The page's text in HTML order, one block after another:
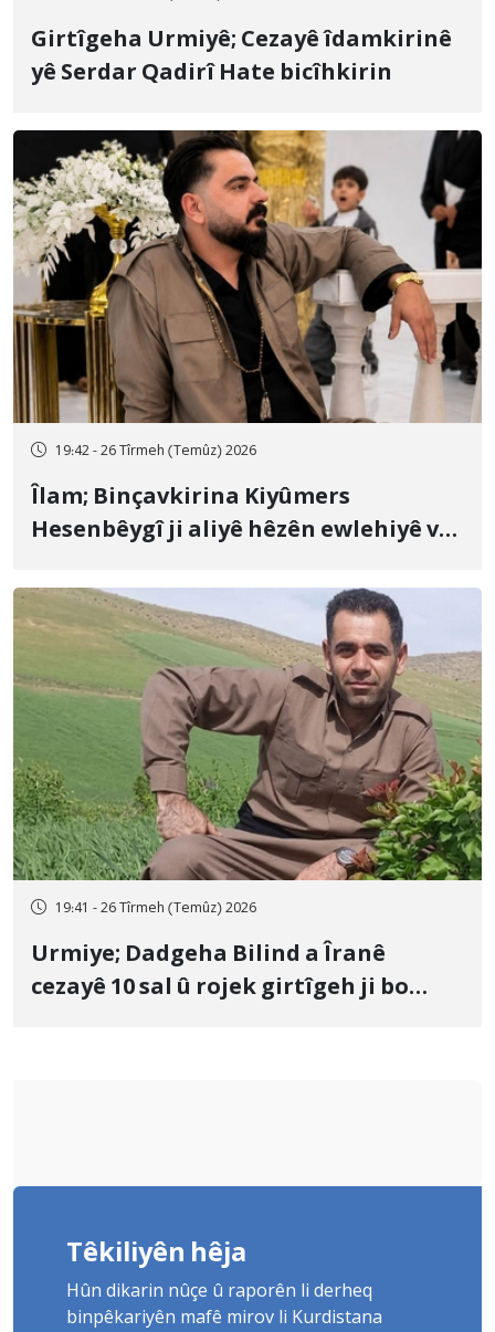
Girtîgeha Urmiyê; Cezayê îdamkirinê
yê Serdar Qadirî Hate bicîhkirin
19:42 - 26 Tîrmeh (Temûz) 2026
Îlam; Binçavkirina Kiyûmers
Hesenbêygî ji aliyê hêzên ewlehiyê ve
19:41 - 26 Tîrmeh (Temûz) 2026
Urmiye; Dadgeha Bilind a Îranê
cezayê 10 sal û rojek girtîgeh ji bo
Têkiliyên hêja
Hûn dikarin nûçe û raporên li derheq
binpêkariyên mafê mirov li Kurdistana